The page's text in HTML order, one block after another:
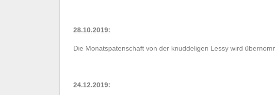
28.10.2019:
Die Monatspatenschaft von der knuddeligen Lessy wird
24.12.2019: